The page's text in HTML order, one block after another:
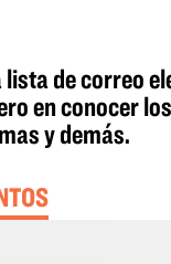
lista de correo
en conocer
y demás.